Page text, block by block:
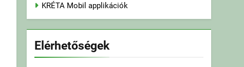
KRÉTA Mobil applikációk
Elérhetőségek